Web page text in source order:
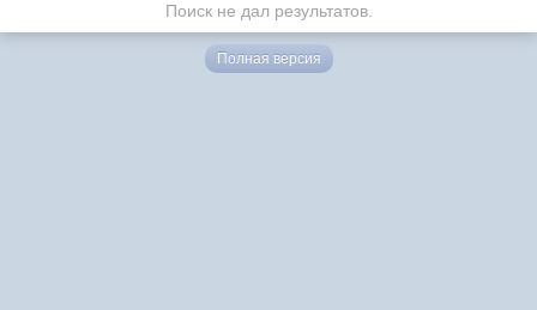
Поиск не дал результатов.
Полная версия